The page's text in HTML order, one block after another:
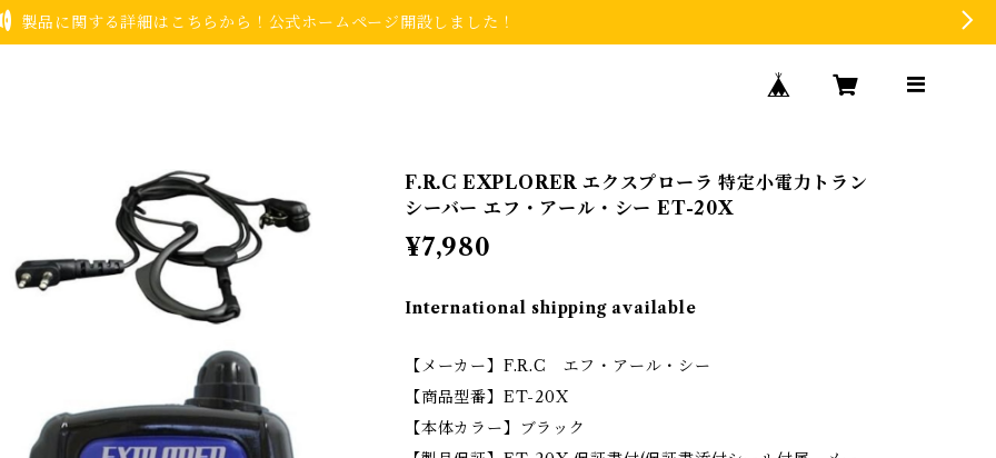
製品に関する詳細はこちらから！公式ホームページ開設しました！
F.R.C EXPLORER エクスプローラ 特定小電力トラン
シーバー エフ・アール・シー ET-20X
¥7,980
International shipping available
【メーカー】F.R.C エフ・アール・シー
【商品型番】ET-20X
【本体カラー】ブラック